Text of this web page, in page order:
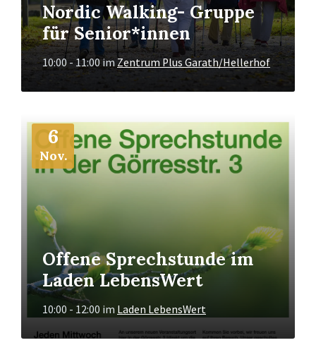
Nordic Walking- Gruppe
für Senior*innen
10:00 - 11:00imZentrum Plus Garath/Hellerhof
6
Nov.
Offene Sprechstunde im
Laden LebensWert
10:00 - 12:00 im Laden LebensWert
Mehr